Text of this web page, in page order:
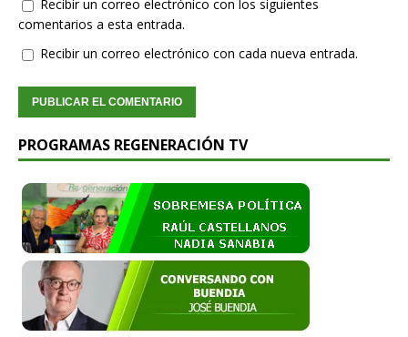
Recibir un correo electrónico con los siguientes
comentarios a esta entrada.
Recibir un correo electrónico con cada nueva entrada.
PROGRAMAS REGENERACIÓN TV